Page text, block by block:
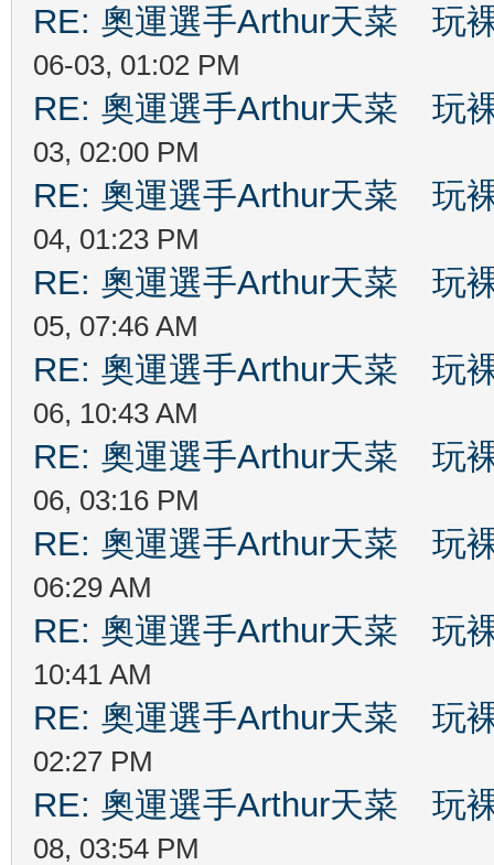
RE: 奧運選手Arthur天菜 玩
06-03, 01:02 PM
RE: 奧運選手Arthur天菜 玩
03, 02:00 PM
RE: 奧運選手Arthur天菜 玩
04, 01:23 PM
RE: 奧運選手Arthur天菜 玩
05, 07:46 AM
RE: 奧運選手Arthur天菜 玩
06, 10:43 AM
RE: 奧運選手Arthur天菜 玩
06, 03:16 PM
RE: 奧運選手Arthur天菜 玩
06:29 AM
RE: 奧運選手Arthur天菜 玩
10:41 AM
RE: 奧運選手Arthur天菜 玩
02:27 PM
RE: 奧運選手Arthur天菜 玩
08, 03:54 PM